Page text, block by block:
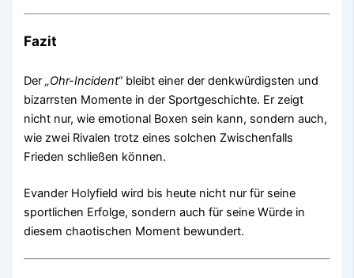
Fazit
Der„Ohr-Incident“bleibt einer der denkwürdigsten und
bizarrsten Momente in der Sportgeschichte. Er zeigt
nicht nur, wie emotional Boxen sein kann, sondern auch,
wie zwei Rivalen trotz eines solchen Zwischenfalls
Frieden schließen können.
Evander Holyfield wird bis heute nicht nur für seine
sportlichen Erfolge, sondern auch für seine Würde in
diesem chaotischen Moment bewundert.